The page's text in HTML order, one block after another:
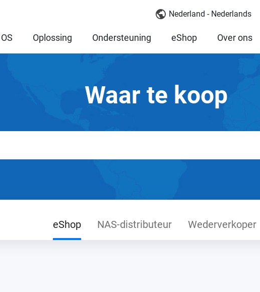
Nederland - Nederlands
OS Oplossing Ondersteuning eShop Over ons
Waar te koop
eShop NAS-distributeur Wederverkoper